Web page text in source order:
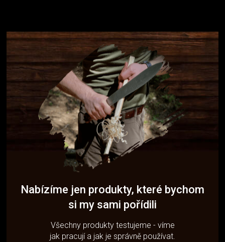
Nabízíme jen produkty, které bychom
si my sami pořídili
Všechny produkty testujeme - víme
jak pracují a jak je správně používat.